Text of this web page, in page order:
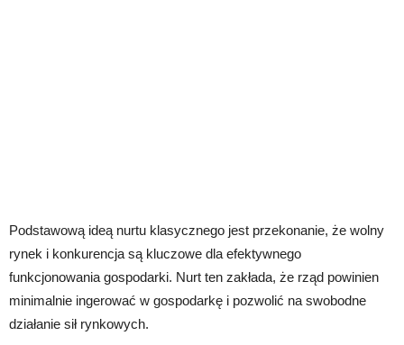
Podstawową ideą nurtu klasycznego jest przekonanie, że wolny
rynek i konkurencja są kluczowe dla efektywnego
funkcjonowania gospodarki. Nurt ten zakłada, że rząd powinien
minimalnie ingerować w gospodarkę i pozwolić na swobodne
działanie sił rynkowych.